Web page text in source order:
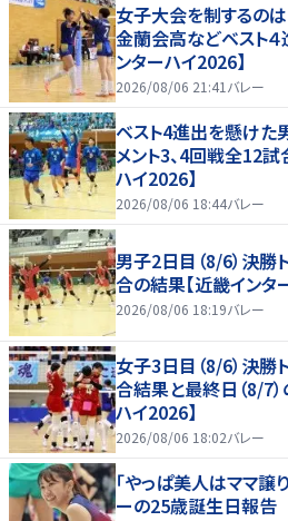
女子大会を制するの
金蘭会高などベスト
ンターハイ2026】
2026/08/06 21:41 バレー
ベスト4進出を懸けた
メント3、4回戦全12
ハイ2026】
2026/08/06 18:44バレー
男子2日目（8/6）決勝
合の結果【近畿インタ
2026/08/06 18:19バレー
女子3日目（8/6）決勝
合結果と最終日（8/7
ハイ2026】
2026/08/06 18:02バレー
「やっぱ美人はママ譲
ーの25歳誕生日報告